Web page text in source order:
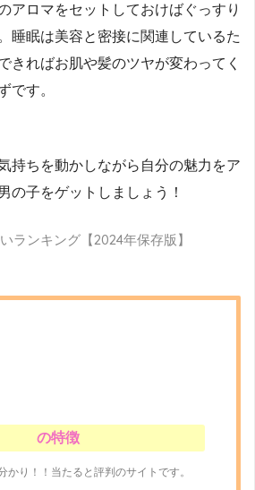
アロマをセットしておけばぐっすり
睡眠は美容と密接に関連しているた
きればお肌や髪のツヤが変わってく
です。
持ちを動かしながら自分の魅力をア
の子をゲットしましょう！
ランキング【2024年保存版】
の特徴
かり！！当たると評判のサイトです。